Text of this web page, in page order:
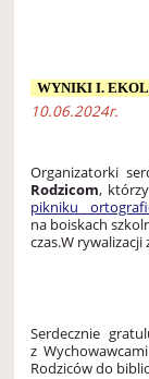
WYNIKI I.
10.06.2024r.
Organizatorki
Rodzicom,
pikniku
na boiskach
czas.W rywalizacji
Serdecznie
z
Rodziców do